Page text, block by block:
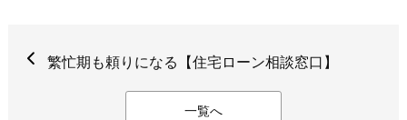
繁忙期も頼りになる【住宅ローン相談窓口】
一覧へ